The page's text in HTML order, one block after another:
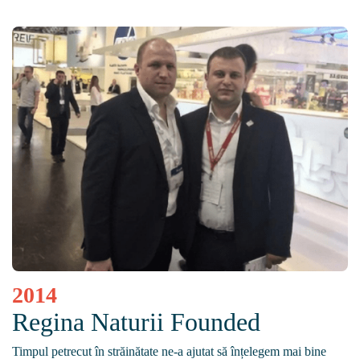
2014
Regina Naturii Founded
Timpul petrecut în străinătate ne-a ajutat să înțelegem mai bine